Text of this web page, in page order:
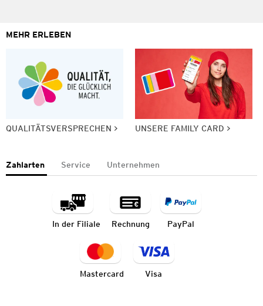
MEHR ERLEBEN
QUALITÄTSVERSPRECHEN UNSERE FAMILY CARD
Zahlarten Service Unternehmen
In der Filiale Rechnung PayPal
Mastercard Visa